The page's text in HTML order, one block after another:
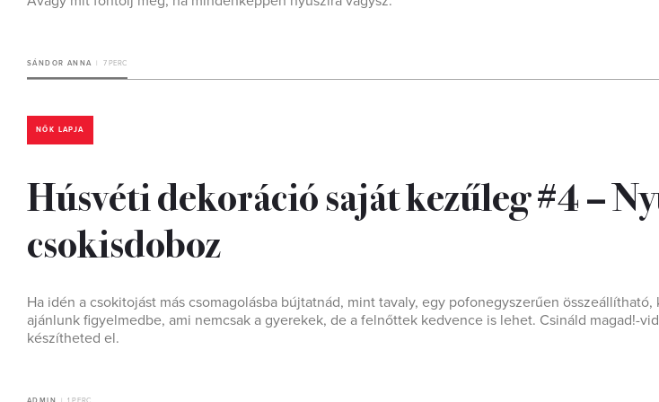
SÁNDOR ANNA 7 PERC
NŐK LAPJA
Húsvéti dekoráció saját kezűleg #4 –
csokisdoboz
Ha idén a csokitojást más csomagolásba bújtatnád, mint tavaly, egy pofonegyszerűen
ajánlunk figyelmedbe, ami nemcsak a gyerekek, de a felnőttek kedvence is lehet. Csináld magad!-
készítheted el.